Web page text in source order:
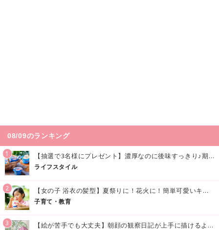
08/09のランキング
1 【抽選で3名様にプレゼント】濃厚なのに後味すっきり♪期間限定の「メイトーのなめらかプリン カルピス®入りソース」で夏を味わおう！
ライフスタイル
2 【女の子 浴衣の髪型】夏祭りに！花火に！簡単可愛いキッズの浴衣ヘアアレンジまとめ
子育て・教育
3 【絵が苦手でも大丈夫】朝顔の観察日記が上手に描けるようになる方法｜イラスト付き